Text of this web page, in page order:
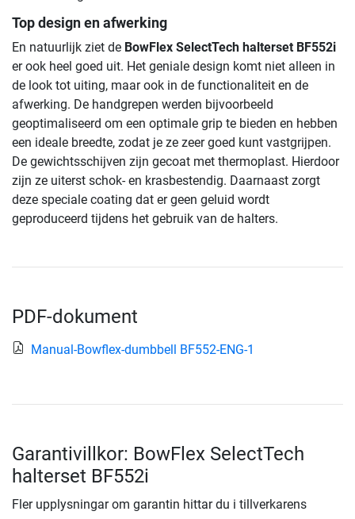
Top design en afwerking
En natuurlijk ziet de BowFlex SelectTech halterset BF552i
er ook heel goed uit. Het geniale design komt niet alleen in
de look tot uiting, maar ook in de functionaliteit en de
afwerking. De handgrepen werden bijvoorbeeld
geoptimaliseerd om een optimale grip te bieden en hebben
een ideale breedte, zodat je ze zeer goed kunt vastgrijpen.
De gewichtsschijven zijn gecoat met thermoplast. Hierdoor
zijn ze uiterst schok- en krasbestendig. Daarnaast zorgt
deze speciale coating dat er geen geluid wordt
geproduceerd tijdens het gebruik van de halters.
PDF-dokument
Manual-Bowflex-dumbbell BF552-ENG-1
Garantivillkor: BowFlex SelectTech
halterset BF552i
Fler upplysningar om garantin hittar du i tillverkarens